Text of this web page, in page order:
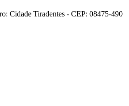
Cidade Tiradentes - CEP: 08475-490